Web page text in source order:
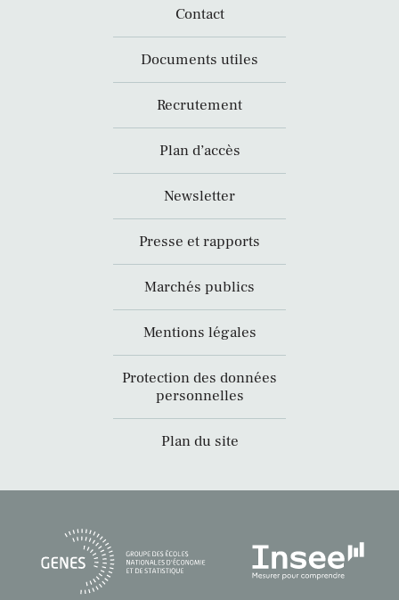
Contact
Documents utiles
Recrutement
Plan d’accès
Newsletter
Presse et rapports
Marchés publics
Mentions légales
Protection des données
personnelles
Plan du site